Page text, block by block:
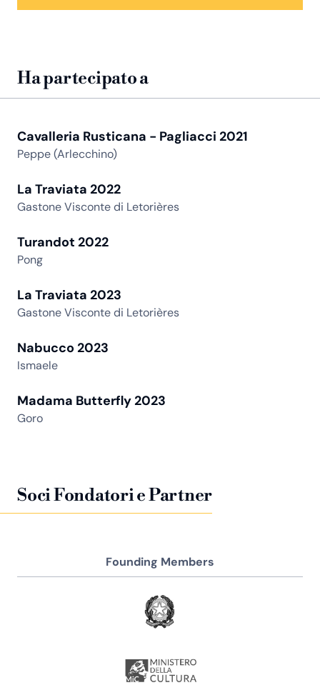
Ha partecipato a
Cavalleria Rusticana - Pagliacci 2021
Peppe (Arlecchino)
La Traviata 2022
Gastone Visconte di Letorières
Turandot 2022
Pong
La Traviata 2023
Gastone Visconte di Letorières
Nabucco 2023
Ismaele
Madama Butterfly 2023
Goro
Soci Fondatori e Partner
Founding Members